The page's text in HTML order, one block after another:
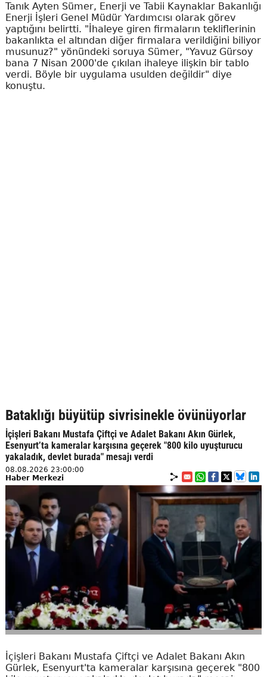
Tanık Ayten Sümer, Enerji ve Tabii Kaynaklar Bakanlığı
Enerji İşleri Genel Müdür Yardımcısı olarak görev
yaptığını belirtti. "İhaleye giren firmaların tekliflerinin
bakanlıkta el altından diğer firmalara verildiğini biliyor
musunuz?" yönündeki soruya Sümer, "Yavuz Gürsoy
bana 7 Nisan 2000'de çıkılan ihaleye ilişkin bir tablo
verdi. Böyle bir uygulama usulden değildir" diye
konuştu.
Bataklığı büyütüp sivrisinekle övünüyorlar
İçişleri Bakanı Mustafa Çiftçi ve Adalet Bakanı Akın Gürlek,
Esenyurt’ta kameralar karşısına geçerek "800 kilo uyuşturucu
yakaladık, devlet burada" mesajı verdi
08.08.2026 23:00:00
Haber Merkezi
İçişleri Bakanı Mustafa Çiftçi ve Adalet Bakanı Akın
Gürlek, Esenyurt'ta kameralar karşısına geçerek "800